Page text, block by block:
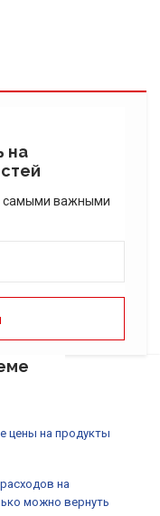
на
самыми важными
цены на продукты
на
можно вернуть